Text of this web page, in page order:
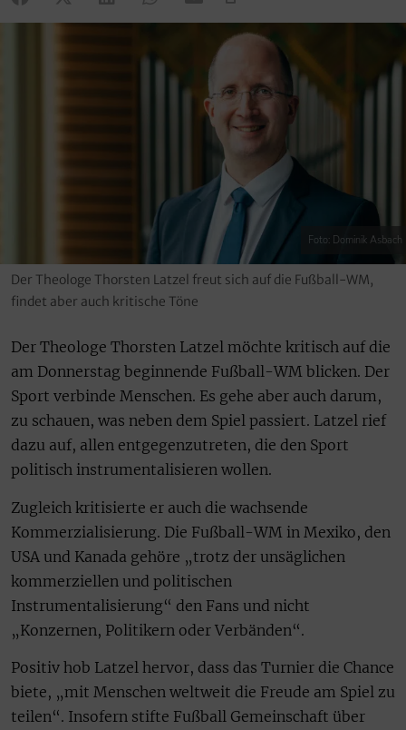
Foto: Dominik Asbach
Der Theologe Thorsten Latzel freut sich auf die Fußball-WM,
findet aber auch kritische Töne
Der Theologe Thorsten Latzel möchte kritisch auf die
am Donnerstag beginnende Fußball-WM blicken. Der
Sport verbinde Menschen. Es gehe aber auch darum,
zu schauen, was neben dem Spiel passiert. Latzel rief
dazu auf, allen entgegenzutreten, die den Sport
politisch instrumentalisieren wollen.
Zugleich kritisierte er auch die wachsende
Kommerzialisierung. Die Fußball-WM in Mexiko, den
USA und Kanada gehöre „trotz der unsäglichen
kommerziellen und politischen
Instrumentalisierung“ den Fans und nicht
„Konzernen, Politikern oder Verbänden“.
Positiv hob Latzel hervor, dass das Turnier die Chance
biete, „mit Menschen weltweit die Freude am Spiel zu
teilen“. Insofern stifte Fußball Gemeinschaft über